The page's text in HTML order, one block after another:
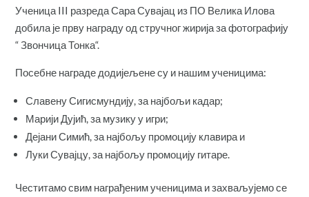
Ученица III разреда Сара Сувајац из ПО Велика Илова
добила је прву награду од стручног жирија за фотографију
“ Звончица Тонка“.
Посебне награде додијељене су и нашим ученицима:
Славену Сигисмундију, за најбољи кадар;
Марији Дујић, за музику у игри;
Дејани Симић, за најбољу промоцију клавира и
Луки Сувајцу, за најбољу промоцију гитаре.
Честитамо свим награђеним ученицима и захваљујемо се